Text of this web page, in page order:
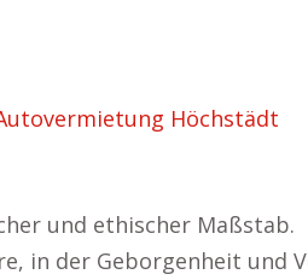
Höchstädt
und ethischer Maßstab.
in der Geborgenheit und